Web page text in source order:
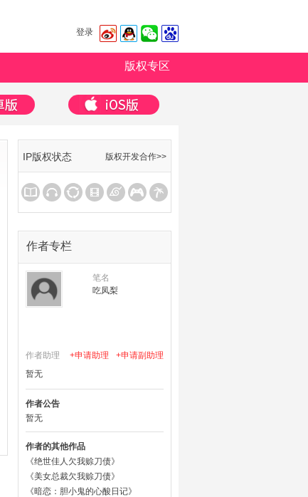
登录
版权专区
IP版权状态 版权开发合作>>
作者专栏
笔名
吃凤梨
作者助理 +申请副助理
+申请助理
暂无
作者公告
暂无
作者的其他作品
《绝世佳人欠我赊刀债》
《美女总裁欠我赊刀债》
《暗恋：胆小鬼的心酸日记》